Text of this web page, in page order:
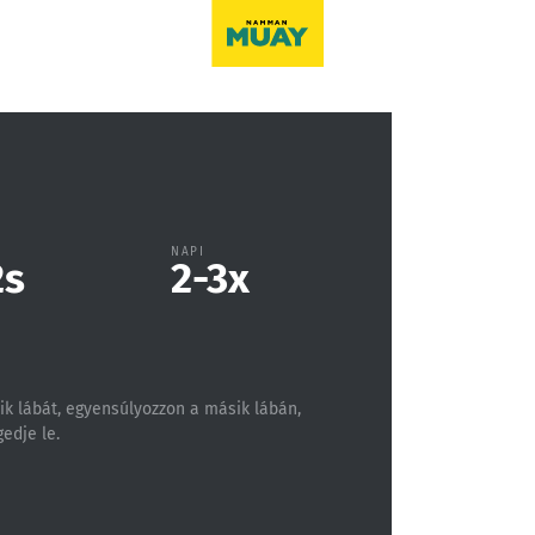
s
NAPI
2-3x
lábát, egyensúlyozzon a másik lábán,
le.